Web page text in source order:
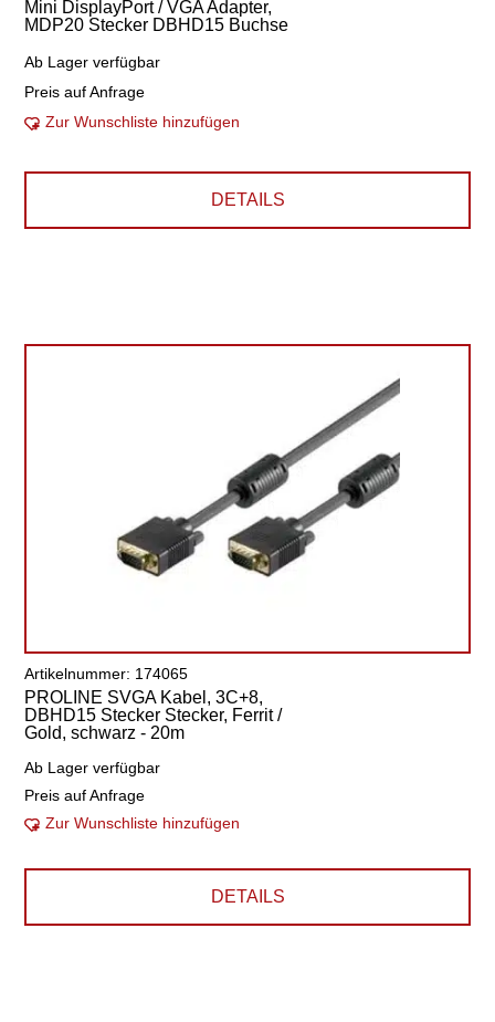
Mini DisplayPort / VGA Adapter,
MDP20 Stecker DBHD15 Buchse
Ab Lager verfügbar
Preis auf Anfrage
Zur Wunschliste hinzufügen
DETAILS
Artikelnummer: 174065
PROLINE SVGA Kabel, 3C+8,
DBHD15 Stecker Stecker, Ferrit /
Gold, schwarz - 20m
Ab Lager verfügbar
Preis auf Anfrage
Zur Wunschliste hinzufügen
DETAILS